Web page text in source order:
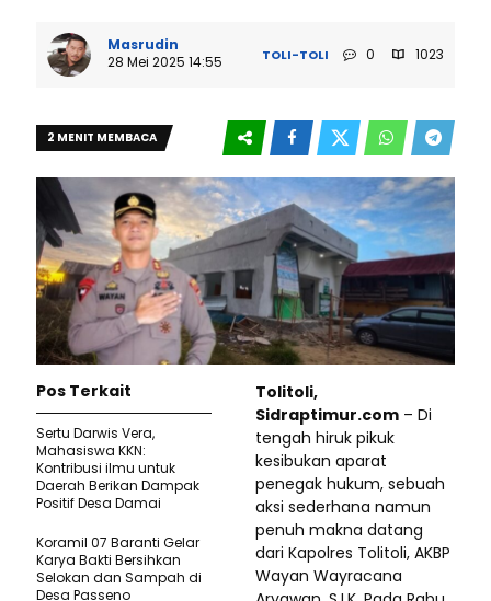
Masrudin
28 Mei 2025 14:55
TOLI-TOLI 0 1023
2 MENIT MEMBACA
Tolitoli,
Sidraptimur.com – Di
tengah hiruk pikuk
kesibukan aparat
penegak hukum, sebuah
aksi sederhana namun
penuh makna datang
dari Kapolres Tolitoli, AKBP
Wayan Wayracana
Pos Terkait
Sertu Darwis Vera,
Mahasiswa KKN:
Kontribusi ilmu untuk
Daerah Berikan Dampak
Positif Desa Damai
Koramil 07 Baranti Gelar
Karya Bakti Bersihkan
Selokan dan Sampah di
Desa Passeno